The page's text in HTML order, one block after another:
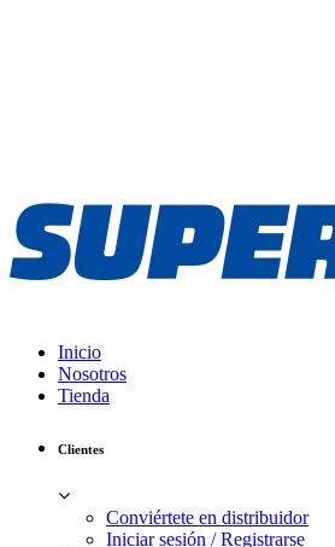
Inicio
Nosotros
Tienda
Clientes
Conviértete en distribuidor
Iniciar sesión / Registrarse